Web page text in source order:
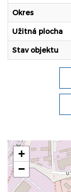
Okres
Užitná plocha
Stav objektu
+
−